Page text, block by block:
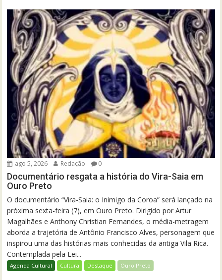
ago 5, 2026 Redação 0
Documentário resgata a história do Vira-Saia em
Ouro Preto
O documentário “Vira-Saia: o Inimigo da Coroa” será lançado na
próxima sexta-feira (7), em Ouro Preto. Dirigido por Artur
Magalhães e Anthony Christian Fernandes, o média-metragem
aborda a trajetória de Antônio Francisco Alves, personagem que
inspirou uma das histórias mais conhecidas da antiga Vila Rica.
Contemplada pela Lei...
Agenda Cultural Cultura Destaque Ouro Preto